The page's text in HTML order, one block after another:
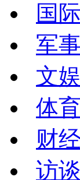
国际
军事
文娱
体育
财
访谈